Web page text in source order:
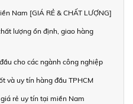
Nam [GIÁ RẺ & CHẤT LƯỢNG]
lượng ổn định, giao hàng
cho các ngành công nghiệp
và uy tín hàng đầu TPHCM
rẻ uy tín tại miền Nam